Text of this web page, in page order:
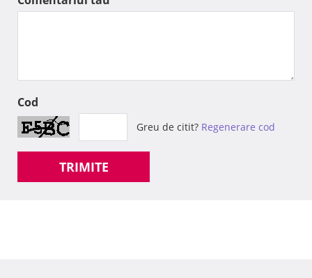
Cod
Greu de citit? Regenerare cod
TRIMITE